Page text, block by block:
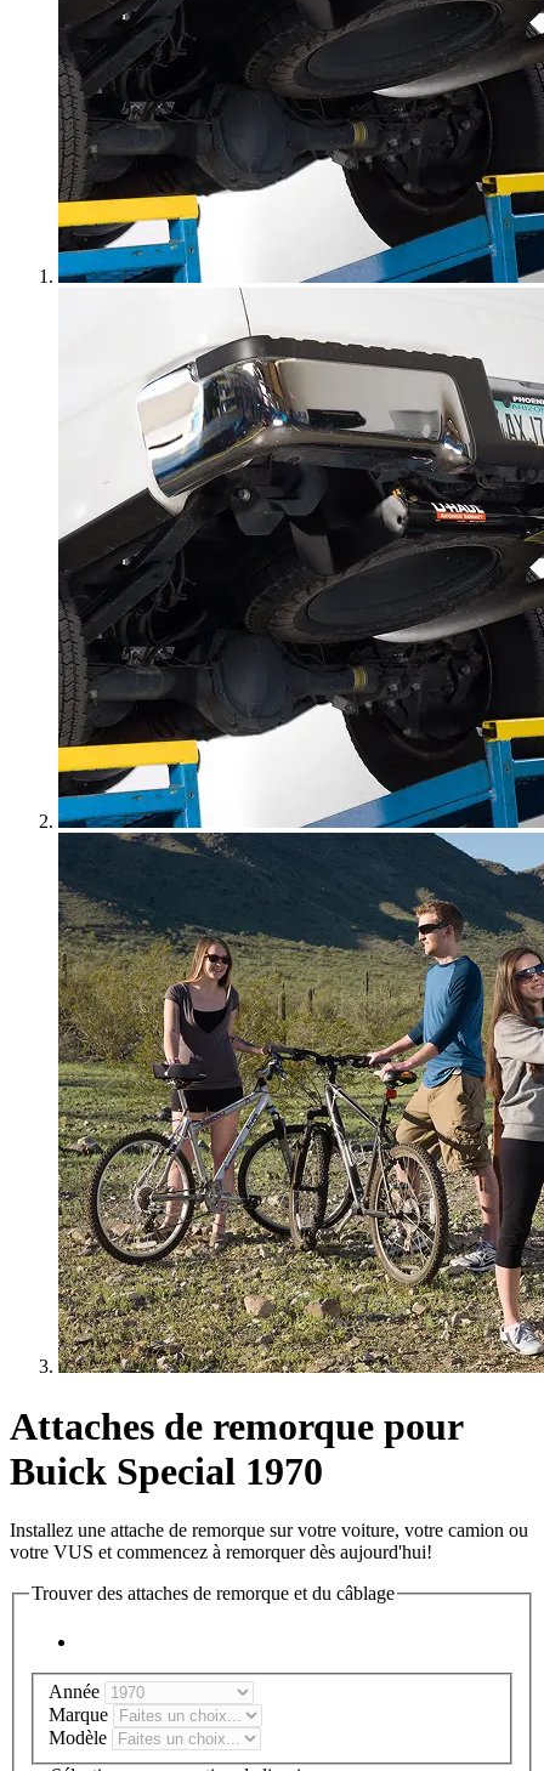
Attaches de remorque pour
Buick Special 1970
Installez une attache de remorque sur votre voiture, votre camion ou
votre VUS et commencez à remorquer dès aujourd'hui!
Trouver des attaches de remorque et du câblage
Année
Marque
Modèle